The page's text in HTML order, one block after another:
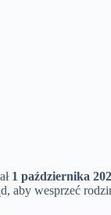
1 października
aby wesprzeć